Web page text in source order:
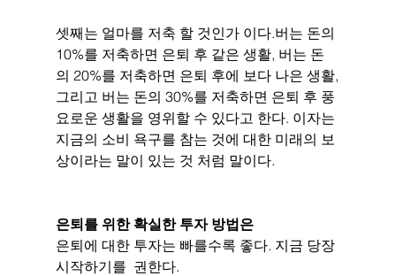
셋째는 얼마를 저축 할 것인가 이다.버는 돈의
10%를 저축하면 은퇴 후 같은 생활, 버는 돈
의 20%를 저축하면 은퇴 후에 보다 나은 생활,
그리고 버는 돈의 30%를 저축하면 은퇴 후 풍
요로운 생활을 영위할 수 있다고 한다. 이자는
지금의 소비 욕구를 참는 것에 대한 미래의 보
상이라는 말이 있는 것 처럼 말이다.
은퇴를 위한 확실한 투자 방법은
은퇴에 대한 투자는 빠를수록 좋다. 지금 당장
시작하기를  권한다.